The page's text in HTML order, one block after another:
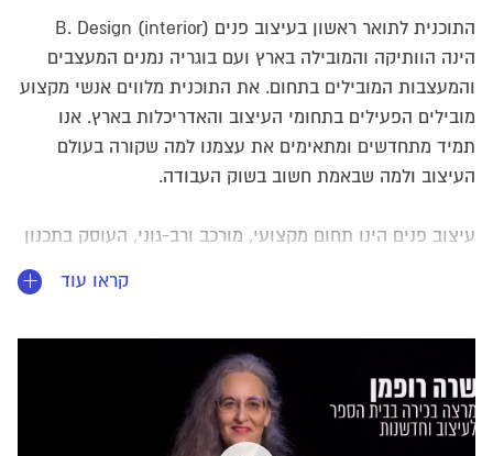
התוכנית לתואר ראשון בעיצוב פנים B. Design (interior)
הינה הוותיקה והמובילה בארץ ועם בוגריה נמנים המעצבים
והמעצבות המובילים בתחום. את התוכנית מלווים אנשי מקצוע
מובילים הפעילים בתחומי העיצוב והאדריכלות בארץ. אנו
תמיד מתחדשים ומתאימים את עצמנו למה שקורה בעולם
העיצוב ולמה שבאמת חשוב בשוק העבודה.
עיצוב פנים הינו תחום מקצועי, מורכב ורב-גוני, העוסק בתכנון
ועיצוב חללים במרחב הבנוי במטרה לשפר את איכות חייהם של
ייחודה של התוכנית טמון בגישה האישית - המרצים והמרצות
שלנו הם אנשי ונשות מקצוע מנוסים, עם ניסיון מעשי וידע
עצום, והם כאן בשבילכם, ללוות אתכם לכל אורך הדרך. במהלך
הלימודים תקבלו כלים מעשיים, תצמחו מבחינה אישית,
קראו עוד